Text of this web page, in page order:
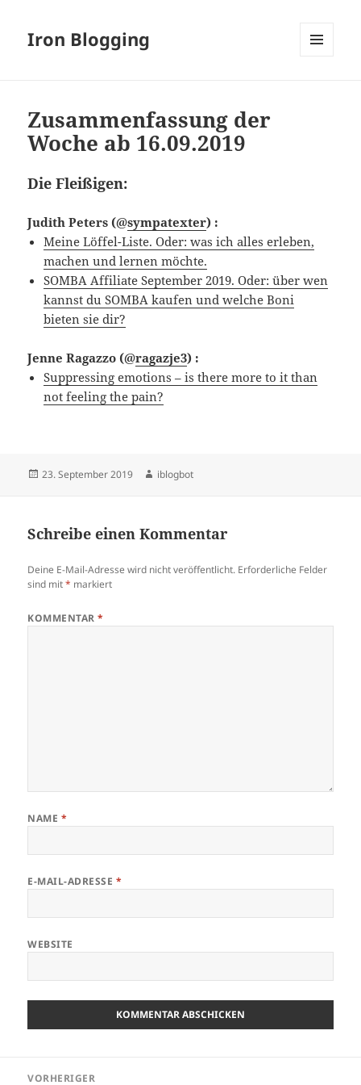
Iron Blogging
Zusammenfassung der
Woche ab 16.09.2019
Die Fleißigen:
Judith Peters (@sympatexter) :
Meine Löffel-Liste. Oder: was ich alles erleben,
machen und lernen möchte.
SOMBA Affiliate September 2019. Oder: über wen
kannst du SOMBA kaufen und welche Boni
bieten sie dir?
Jenne Ragazzo (@ragazje3) :
Suppressing emotions – is there more to it than
not feeling the pain?
Veröffentlicht
23. September 2019 Autor
iblogbot
Schreibe einen Kommentar
Deine E-Mail-Adresse wird nicht veröffentlicht. Erforderliche Felder
sind mit* markiert
KOMMENTAR*
NAME *
E-MAIL-ADRESSE *
WEBSITE
VORHERIGER